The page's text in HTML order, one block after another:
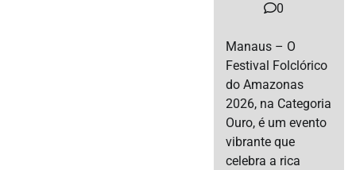
0
Manaus – O
Festival Folclórico
do Amazonas
2026, na Categoria
Ouro, é um evento
vibrante que
celebra a rica